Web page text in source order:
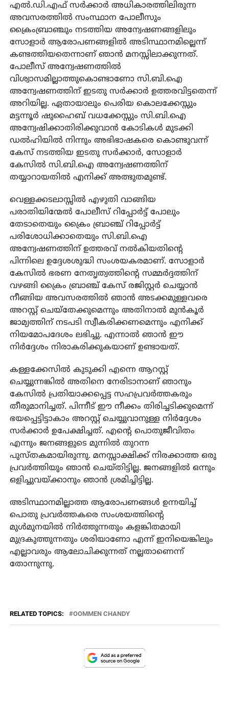
എല്‍.ഡി.എഫ് സര്‍ക്കാര്‍ അധികാരത്തിലിരുന്ന
അവസരത്തില്‍ സംസ്ഥാന പോലീസും
ക്രൈംബ്രാഞ്ചും നടത്തിയ അന്വേഷണങ്ങളിലും
സോളാര്‍ ആരോപണങ്ങളില്‍ അടിസ്ഥാനമില്ലെന്ന്
കണ്ടത്തിയതെന്നാണ് ഞാന്‍ മനസ്സിലാക്കുന്നത്.
പോലീസ് അന്വേഷണത്തില്‍
വിശ്വാസമില്ലാത്തുകൊണ്ടാണോ സി.ബി.ഐ
അന്വേഷണത്തിന് ഇടതു സര്‍ക്കാര്‍ ഉത്തരവിട്ടതെന്ന്
അറിയില്ല. ഏതായാലും പെരിയ കൊലക്കേസ്സും
മട്ടന്നൂര്‍ ഷുഹൈബ് വധക്കേസ്സും സി.ബി.ഐ
അന്വേഷിക്കാതിരിക്കുവാന്‍ കോടികള്‍ മുടക്കി
ഡല്‍ഹിയില്‍ നിന്നും അഭിഭാഷകരെ കൊണ്ടുവന്ന്
കേസ് നടത്തിയ ഇടതു സര്‍ക്കാര്‍, സോളാര്‍
കേസില്‍ സി.ബി.ഐ അന്വേഷണത്തിന്
തയ്യാറായതില്‍ എനിക്ക് അത്ഭുതമുണ്ട്.
വെള്ളക്കടലാസ്സില്‍ എഴുതി വാങ്ങിയ
പരാതിയിന്മേല്‍ പോലീസ് റിപ്പോര്‍ട്ട് പോലും
തേടാതെയും ക്രൈം ബ്രാഞ്ച് റിപ്പോര്‍ട്ട്
പരിശോധിക്കാതെയും സി.ബി.ഐ
അന്വേഷണത്തിന് ഉത്തരവ് നല്‍കിയതിന്റെ
പിന്നിലെ ഉദ്ദേശശുദ്ധി സംശയകരമാണ്. സോളാര്‍
കേസില്‍ ഭരണ നേതൃത്വത്തിന്റെ സമ്മര്‍ദ്ദത്തിന്
വഴങ്ങി ക്രൈം ബ്രാഞ്ച് കേസ് രജിസ്റ്റര്‍ ചെയ്യാന്‍
നീങ്ങിയ അവസരത്തില്‍ ഞാന്‍ അടക്കമുള്ളവരെ
അറസ്റ്റ് ചെയ്തേക്കുമെന്നും അതിനാല്‍ മുന്‍കൂര്‍
ജാമ്യത്തിന് നടപടി സ്വീകരിക്കണമെന്നും എനിക്ക്
നിയമോപദേശം ലഭിച്ചു. എന്നാല്‍ ഞാന്‍ ഈ
നിര്‍ദ്ദേശം നിരാകരിക്കുകയാണ് ഉണ്ടായത്.
കള്ളക്കേസില്‍ കുടുക്കി എന്നെ ആറസ്റ്റ്
ചെയ്യുന്നങ്കില്‍ അതിനെ നേരിടാനാണ് ഞാനും
കേസില്‍ പ്രതിയാക്കപ്പെട്ട സഹപ്രവര്‍ത്തകരും
തീരുമാനിച്ചത്. പിന്നീട് ഈ നീക്കം തിരിച്ചടിക്കുമെന്ന്
ഭയപ്പെട്ടിട്ടാകാം അറസ്റ്റ് ചെയ്യുവാനുള്ള നിര്‍ദ്ദേശം
സര്‍ക്കാര്‍ ഉപേക്ഷിച്ചത്. എന്റെ പൊതുജീവിതം
എന്നും ജനങ്ങളുടെ മുന്നില്‍ തുറന്ന
പുസ്തകമായിരുന്നു. മനസ്സാക്ഷിക്ക് നിരക്കാത്ത ഒരു
പ്രവര്‍ത്തിയും ഞാന്‍ ചെയ്തിട്ടില്ല. ജനങ്ങളില്‍ ഒന്നും
ഒളിച്ചുവയ്ക്കാനും ഞാന്‍ ശ്രമിച്ചിട്ടില്ല.
അടിസ്ഥാനമില്ലാത്ത ആരോപണങ്ങള്‍ ഉന്നയിച്ച്
പൊതു പ്രവര്‍ത്തകരെ സംശയത്തിന്റെ
മുള്‍മുനയില്‍ നിര്‍ത്തുന്നതും കളങ്കിതമായി
മുദ്രകുത്തുന്നതും ശരിയാണോ എന്ന് ഇനിയെങ്കിലും
എല്ലാവരും ആലോചിക്കുന്നത് നല്ലതാണെന്ന്
തോന്നുന്നു.
RELATED TOPICS: OOMMEN CHANDY